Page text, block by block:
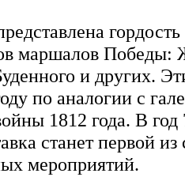
маршалов Победы:
и других.
по аналогии с
1812 года. В
станет первой
мероприятий.